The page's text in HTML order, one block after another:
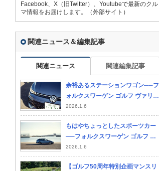
Facebook、X（旧Twitter）、Youtubeで最新のクル
マ情報をお届けします。（外部サイト）
関連ニュース＆編集記事
関連ニュース 関連編集記事
余裕あるステーションワゴン──フ
ォルクスワーゲン ゴルフ ヴァリア
ント TDI R-Line試乗記
2026.1.6
もはやちょっとしたスポーツカー
──フォルクスワーゲン ゴルフ ヴ
ァリアント TDI R-Line試乗記
2026.1.6
【ゴルフ50周年特別企画マンスリ